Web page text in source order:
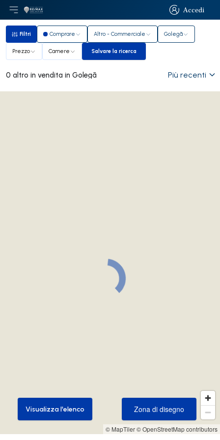
Accedi
Accedi
Apri il menu principale
LogoVai alla homepage
Filtri
Filtri Comprare Altro - Commerciale Golegã
Prezzo Camere Salvare la ricerca
Salvare la ricerca
0 altro in vendita in Golegã Più recenti
© MapTiler© OpenStreetMap contributors
Zona di disegno
Zona di disegno
Visualizza l'elenco
Visualizza l'elenco